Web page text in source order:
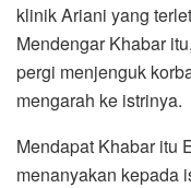
klinik Ariani yang
Mendengar Khabar
pergi menjenguk
mengarah ke istrinya.
Mendapat Khabar itu
menanyakan kepada